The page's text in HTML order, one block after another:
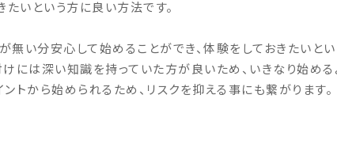
いという方に良い方法です。
い分安心して始めることができ、体験をしておきたいと
は深い知識を持っていた方が良いため、いきなり始める
トから始められるため、リスクを抑える事にも繋がります。